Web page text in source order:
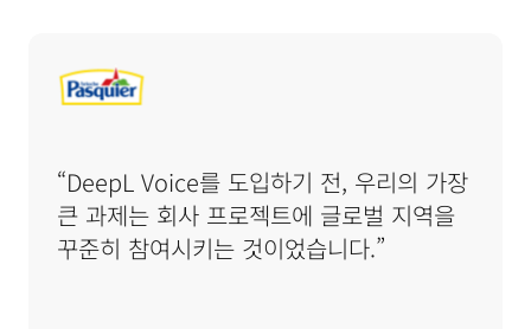
“DeepL Voice를 도입하기 전, 우리의 가장
큰 과제는 회사 프로젝트에 글로벌 지역을
꾸준히 참여시키는 것이었습니다.”